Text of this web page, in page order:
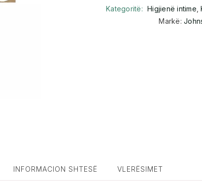
Kategoritë: Higjienë intime ,
Markë:
INFORMACION SHTESË VLERËSIMET